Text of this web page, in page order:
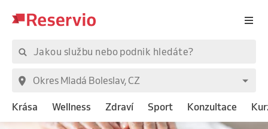
Krása Wellness Zdraví Sport Konzultace